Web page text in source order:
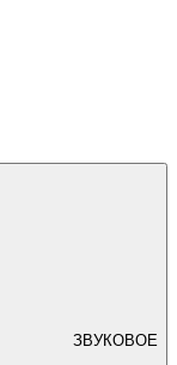
ЗВУКОВОЕ